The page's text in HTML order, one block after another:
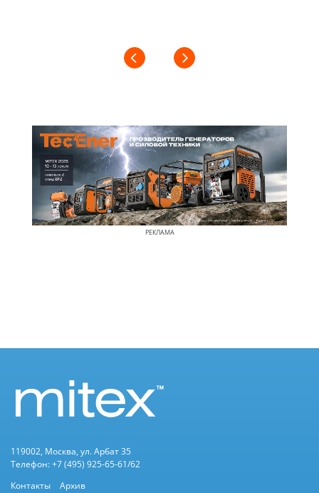
РЕКЛАМА
119002, Москва, ул. Арбат 35
Телефон: +7 (495) 925-65-61/62
Контакты
Архив